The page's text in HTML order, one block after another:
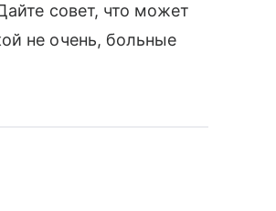
совет, что может
не очень, больные